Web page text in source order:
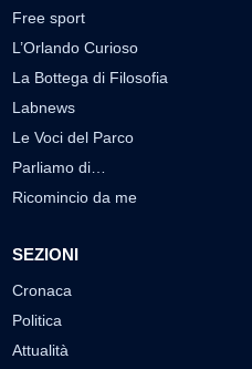
Free sport
L’Orlando Curioso
La Bottega di Filosofia
Labnews
Le Voci del Parco
Parliamo di…
Ricomincio da me
SEZIONI
Cronaca
Politica
Attualità